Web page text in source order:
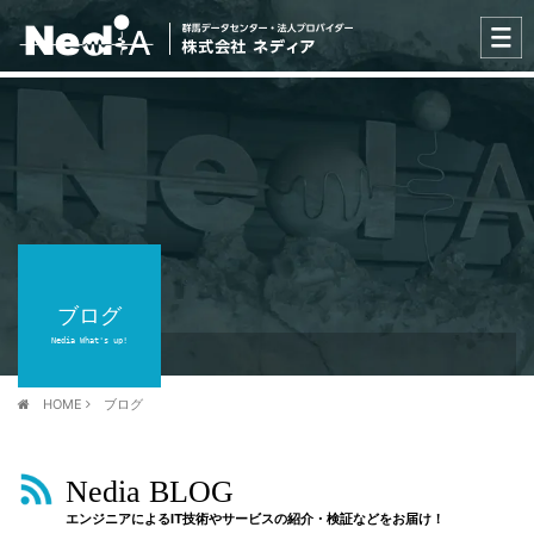
ブログ
Nedia What's up!
HOME ブログ
Nedia BLOG
エンジニアによるIT技術やサービスの紹介・検証などをお届け！